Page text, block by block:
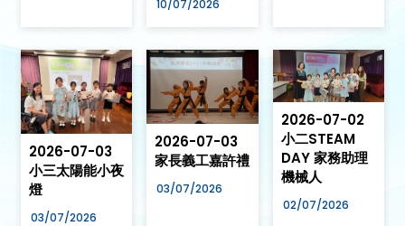
10/07/2026
2026-07-03
小三太陽能小夜
燈
03/07/2026
2026-07-03
家長義工嘉許禮
03/07/2026
2026-07-02
小二STEAM
DAY 家務助理
機械人
02/07/2026